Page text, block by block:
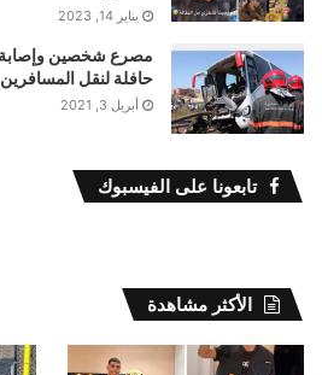
يناير 14, 2023
حافلة لنقل المسافرين
أبريل 3, 2021
تابعونا على الفيسبوك
الأكثر مشاهدة